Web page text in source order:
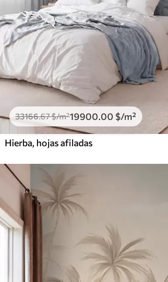
33166.67$/m²19900.00 $/m²
Hierba, hojas afiladas